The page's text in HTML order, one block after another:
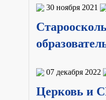
30 ноября 2021
07 декабря 2022
Церковь и